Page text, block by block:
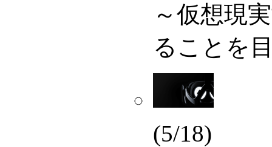
～仮想現
ることを
(5/18)